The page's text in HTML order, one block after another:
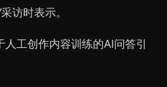
采访时表示。
工创作内容训练的AI问答引